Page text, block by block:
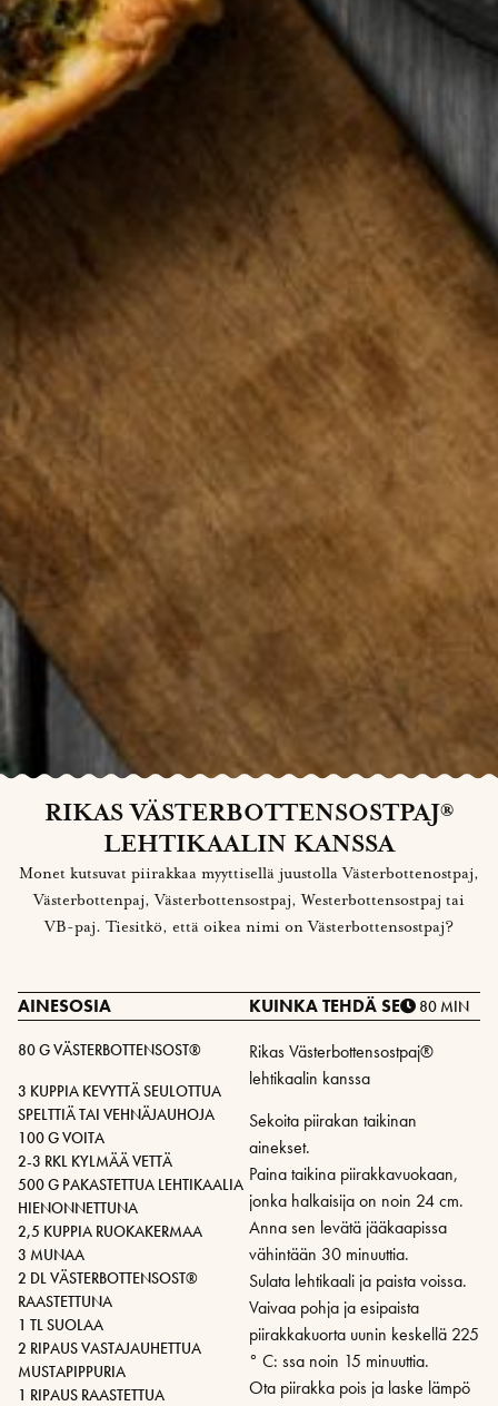
RIKAS VÄSTERBOTTENSOSTPAJ®
LEHTIKAALIN KANSSA
Monet kutsuvat piirakkaa myyttisellä juustolla Västerbottenostpaj,
Västerbottenpaj, Västerbottensostpaj, Westerbottensostpaj tai
VB-paj. Tiesitkö, että oikea nimi on Västerbottensostpaj?
AINESOSIA
80 G VÄSTERBOTTENSOST®
3 KUPPIA KEVYTTÄ SEULOTTUA
SPELTTIÄ TAI VEHNÄJAUHOJA
100 G VOITA
2-3 RKL KYLMÄÄ VETTÄ
500 G PAKASTETTUA LEHTIKAALIA
HIENONNETTUNA
2,5 KUPPIA RUOKAKERMAA
3 MUNAA
2 DL VÄSTERBOTTENSOST®
RAASTETTUNA
1 TL SUOLAA
2 RIPAUS VASTAJAUHETTUA
MUSTAPIPPURIA
1 RIPAUS RAASTETTUA
KUINKA TEHDÄ SE 80 MIN
Rikas Västerbottensostpaj®
lehtikaalin kanssa
Sekoita piirakan taikinan
ainekset.
Paina taikina piirakkavuokaan,
jonka halkaisija on noin 24 cm.
Anna sen levätä jääkaapissa
vähintään 30 minuuttia.
Sulata lehtikaali ja paista voissa.
Vaivaa pohja ja esipaista
piirakkakuorta uunin keskellä 225
° C: ssa noin 15 minuuttia.
Ota piirakka pois ja laske lämpö